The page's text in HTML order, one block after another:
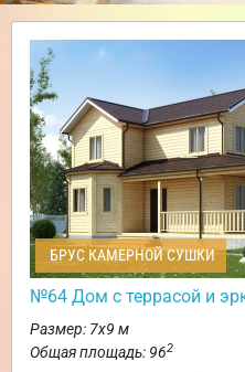
БРУС КАМЕРНОЙ СУШКИ
№64 Дом с террасой и
Размер: 7х9 м
Общая площадь: 962